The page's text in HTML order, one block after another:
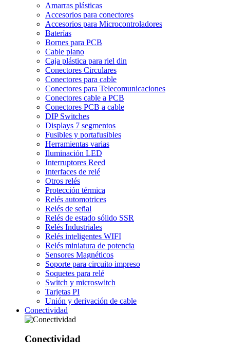
Amarras plásticas
Accesorios para conectores
Accesorios para Microcontroladores
Baterías
Bornes para PCB
Cable plano
Caja plástica para riel din
Conectores Circulares
Conectores para cable
Conectores para Telecomunicaciones
Conectores cable a PCB
Conectores PCB a cable
DIP Switches
Displays 7 segmentos
Fusibles y portafusibles
Herramientas varias
Iluminación LED
Interruptores Reed
Interfaces de relé
Otros relés
Protección térmica
Relés automotrices
Relés de señal
Relés de estado sólido SSR
Relés Industriales
Relés inteligentes WIFI
Relés miniatura de potencia
Sensores Magnéticos
Soporte para circuito impreso
Soquetes para relé
Switch y microswitch
Tarjetas PI
Unión y derivación de cable
Conectividad
Conectividad